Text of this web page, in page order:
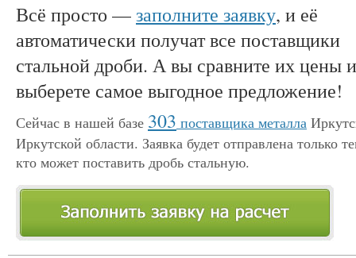
Всё просто —заполните заявку, и её
автоматически получат все поставщики
стальной дроби. А вы сравните их цены и
выберете самое выгодное предложение!
Сейчас в нашей базе 303 поставщика металла
Иркутской области. Заявка будет отправлена только
кто может поставить дробь стальную.